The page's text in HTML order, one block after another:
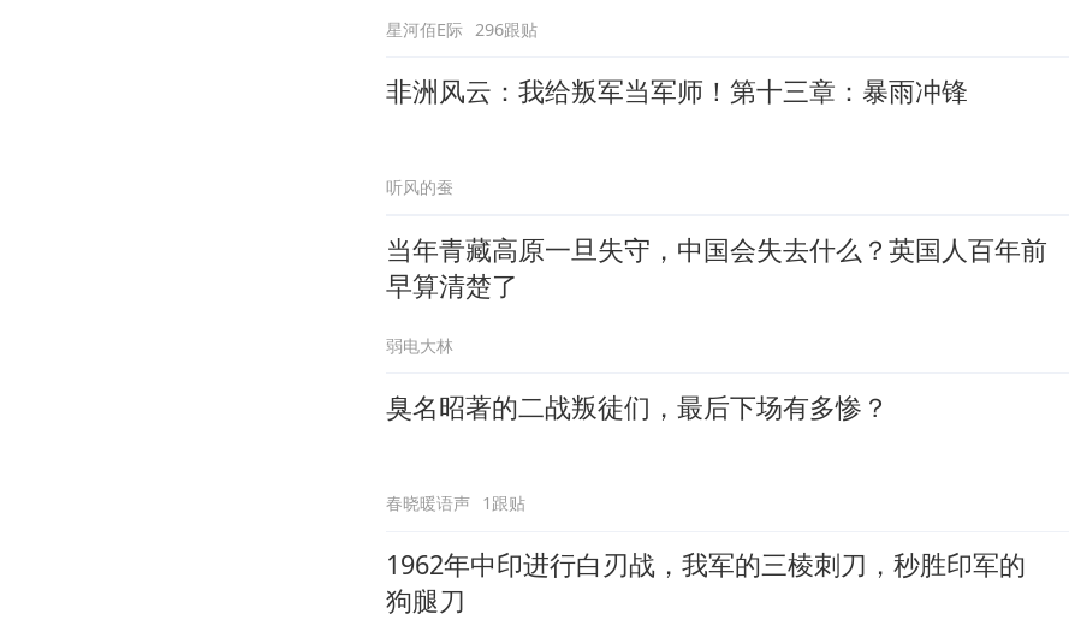
星河佰E际 296跟贴
非洲风云：我给叛军当军师！第十三章：暴雨冲锋
听风的蚕
当年青藏高原一旦失守，中国会失去什么？英国人百年前
早算清楚了
弱电大林
臭名昭著的二战叛徒们，最后下场有多惨？
春晓暖语声 1跟贴
1962年中印进行白刃战，我军的三棱刺刀，秒胜印军的
狗腿刀